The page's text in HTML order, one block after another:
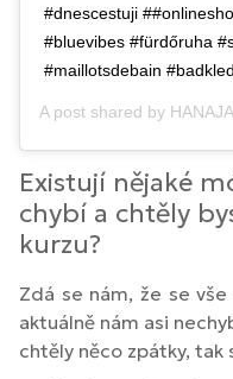
#dnescestuji
#bluevibes #fürdőruha
#maillotsdebain
A post shared by
Existují nějaké
chybí a chtěly
kurzu?
Zdá se nám, že se
aktuálně nám asi
chtěly něco zpátky, tak